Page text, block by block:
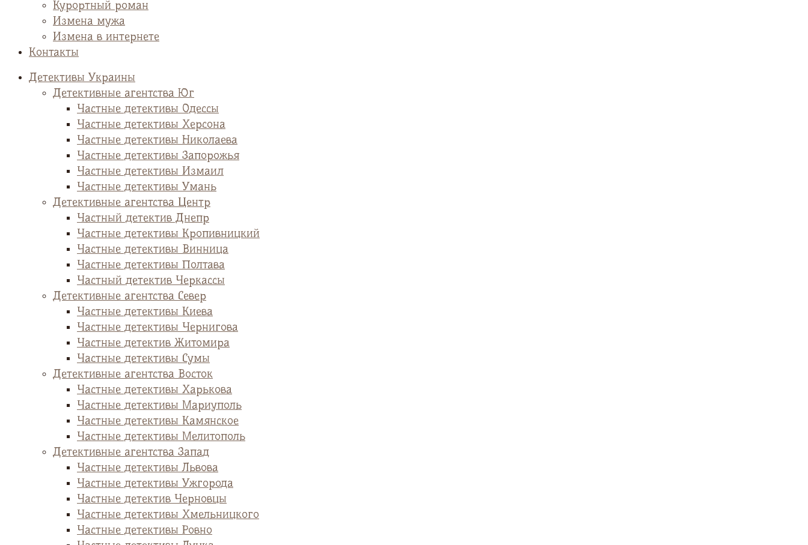
Курортный роман
Измена мужа
Измена в интернете
Контакты
Детективы Украины
Детективные агентства Юг
Частные детективы Одессы
Частные детективы Херсона
Частные детективы Николаева
Частные детективы Запорожья
Частные детективы Измаил
Частные детективы Умань
Детективные агентства Центр
Частный детектив Днепр
Частные детективы Кропивницкий
Частные детективы Винница
Частные детективы Полтава
Частный детектив Черкассы
Детективные агентства Север
Частные детективы Киева
Частные детективы Чернигова
Частные детектив Житомира
Частные детективы Сумы
Детективные агентства Восток
Частные детективы Харькова
Частные детективы Мариуполь
Частные детективы Камянское
Частные детективы Мелитополь
Детективные агентства Запад
Частные детективы Львова
Частные детективы Ужгорода
Частные детектив Черновцы
Частные детективы Хмельницкого
Частные детективы Ровно